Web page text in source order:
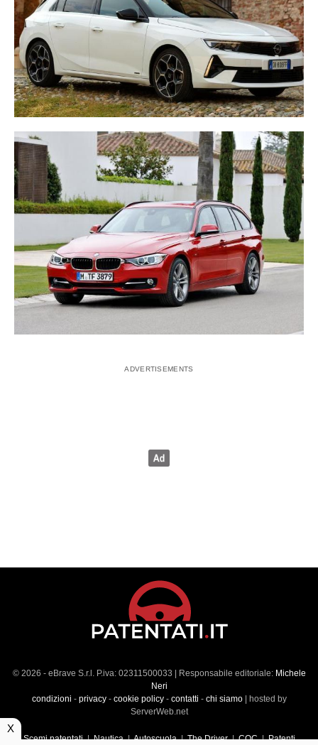
© 2026 - eBrave S.r.l. P.iva: 02311500033 | Responsabile editoriale: Michele
Neri
condizioni - privacy- cookie policy- contatti - chi siamo| hosted by
ServerWeb.net
Scemi patentati|Nautica|Autoscuola|The Driver|CQC|Patenti
X